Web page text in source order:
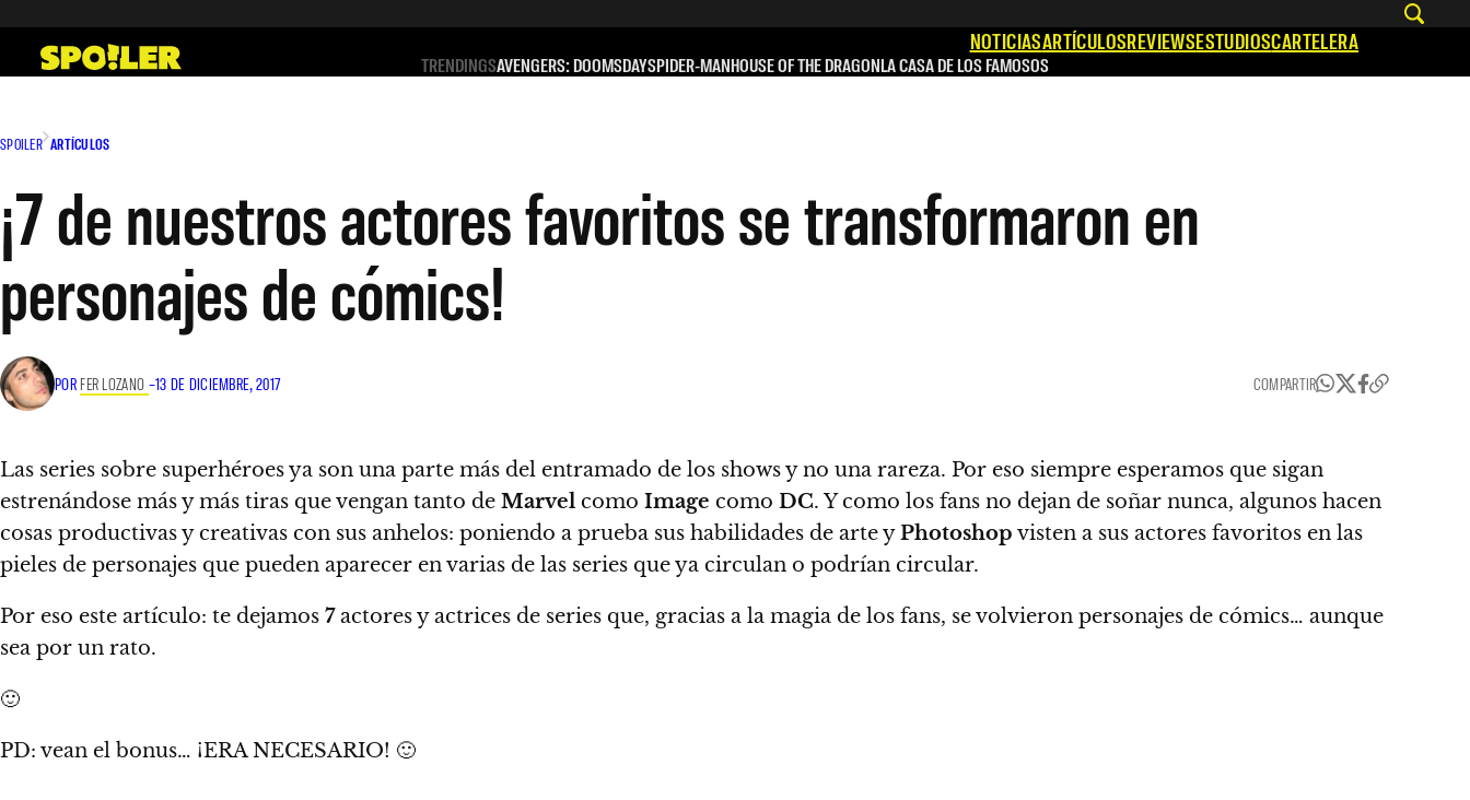
contenido
NOTICIASARTÍCULOSREVIEWSESTUDIOSCARTELERA
TRENDINGSAVENGERS: DOOMSDAYSPIDER-MANHOUSE OF THE DRAGONLA CASA DE LOS FAMOSOS
SPOILER ARTÍCULOS
¡7 de nuestros actores favoritos se transformaron en
personajes de cómics!
POR FER LOZANO –13 DE DICIEMBRE, 2017 COMPARTIR
Las series sobre superhéroes ya son una parte más del entramado de los shows y no una rareza. Por eso siempre esperamos que sigan
estrenándose más y más tiras que vengan tanto de Marvel como Image como DC. Y como los fans no dejan de soñar nunca, algunos hacen
cosas productivas y creativas con sus anhelos: poniendo a prueba sus habilidades de arte yPhotoshop visten a sus actores favoritos en las
pieles de personajes que pueden aparecer en varias de las series que ya circulan o podrían circular.
Por eso este artículo: te dejamos 7actores y actrices de series que, gracias a la magia de los fans, se volvieron personajes de cómics… aunque
sea por un rato.
🙂
PD: vean el bonus… ¡ERA NECESARIO! 🙂